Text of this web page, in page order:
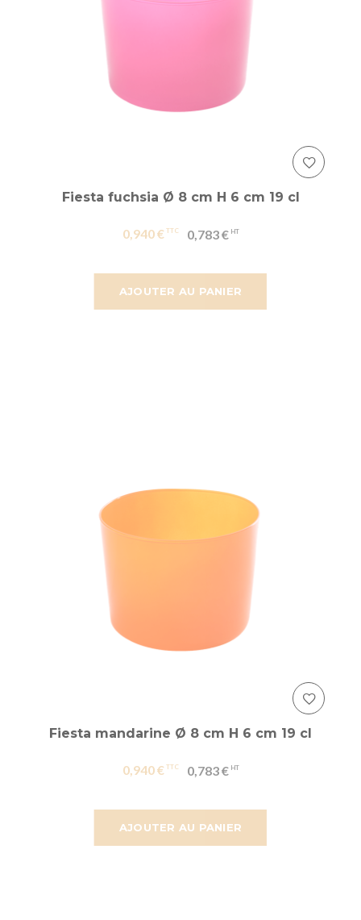
AJOUTER AU PANIER
Fiesta fuchsia Ø 8 cm H 6 cm 19 cl
0,940 € 0,783 €
AJOUTER AU PANIER
Fiesta mandarine Ø 8 cm H 6 cm 19 cl
0,940 € 0,783 €